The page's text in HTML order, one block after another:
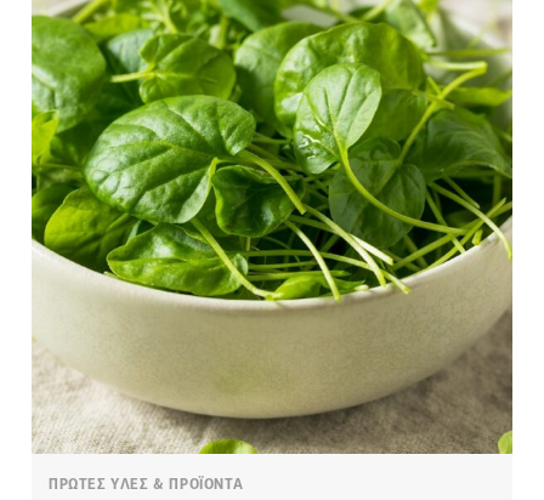
ΠΡΩΤΕΣ ΥΛΕΣ & ΠΡΟΪΟΝΤΑ